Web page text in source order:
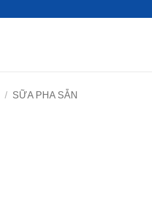
/ SỮA PHA SẴN